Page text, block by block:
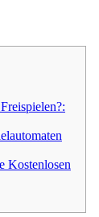
Kostenlosen